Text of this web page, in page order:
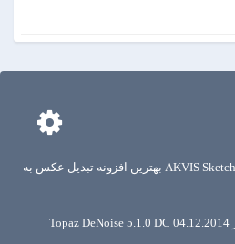
دانلود پلاگین AKVIS Sketch 17.0.2933.11719 بهترین افزونه تبدیل عکس به